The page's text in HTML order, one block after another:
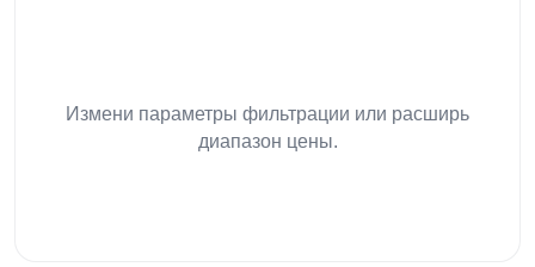
Измени параметры фильтрации или расширь
диапазон цены.